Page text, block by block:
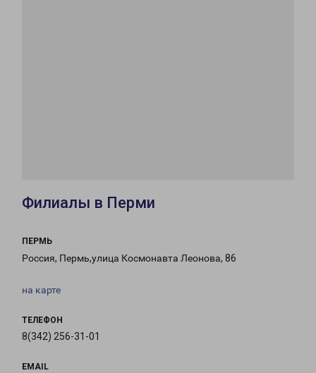
Филиалы в Перми
ПЕРМЬ
Россия, Пермь,улица Космонавта Леонова, 86
на карте
ТЕЛЕФОН
8(342) 256-31-01
EMAIL